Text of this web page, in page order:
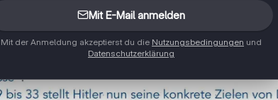
Mit E-Mail anmelden
Mit der Anmeldung akzeptierst du die Nutzungsbedingungen und
Datenschutzerklärung